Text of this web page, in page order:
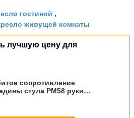
гостиной ,
живущей комнаты
лучшую цену для
сопротивление
стула РМ58 руки